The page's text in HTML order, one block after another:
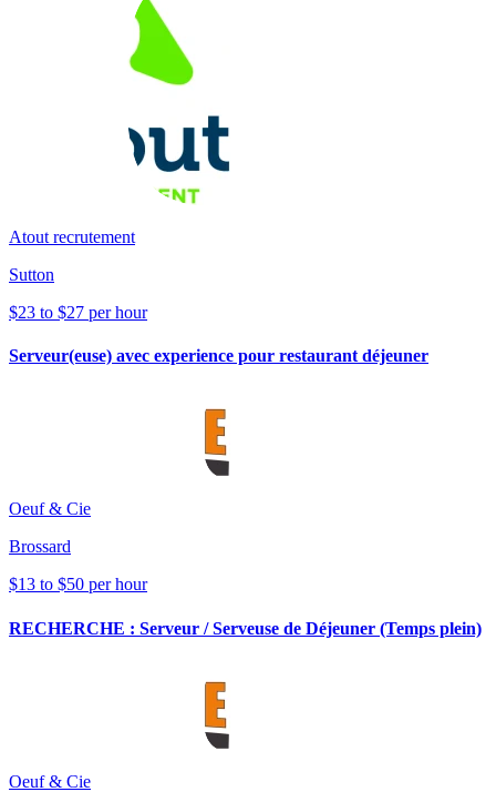
Atout recrutement
Sutton
$23 to $27 per hour
Serveur(euse) avec experience pour restaurant déjeuner
Oeuf & Cie
Brossard
$13 to $50 per hour
RECHERCHE : Serveur / Serveuse de Déjeuner (Temps plein)
Oeuf & Cie